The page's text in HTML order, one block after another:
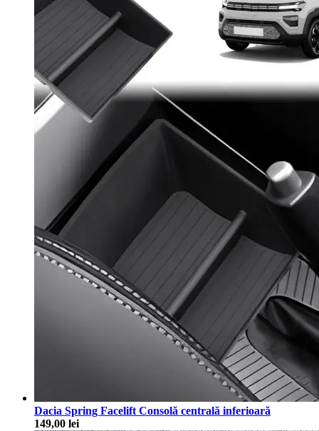
Dacia Spring Facelift Consolă centrală inferioară
149,00 lei